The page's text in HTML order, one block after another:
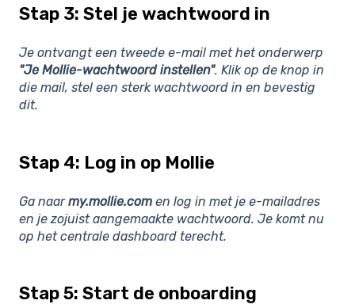
Stap 3: Stel je wachtwoord in
Je ontvangt een tweede e-mail met het onderwerp
"Je Mollie-wachtwoord instellen". Klik op de knop in
die mail, stel een sterk wachtwoord in en bevestig
dit.
Stap 4: Log in op Mollie
Ga naarmy.mollie.com en log in met je e-mailadres
en je zojuist aangemaakte wachtwoord. Je komt nu
op het centrale dashboard terecht.
Stap 5: Start de onboarding